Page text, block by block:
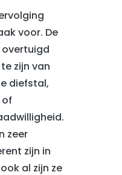
voor. De
zijn van
diefstal,
of
zeer
zijn in
al zijn ze